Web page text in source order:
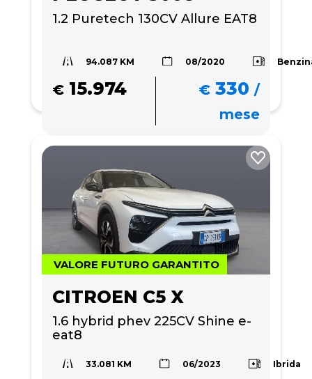
1.2 Puretech 130CV Allure EAT8
94.087 KM 08/2020
€ 15.974 € 330 /
mese
VALORE FUTURO GARANTITO
CITROEN C5 X
1.6 hybrid phev 225CV Shine e-
eat8
33.081 KM 06/2023 Ibrida